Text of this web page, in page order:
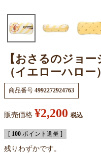
【おさるのジョ
（イエローハロー
商品番号 4992272924763
販売価格 ¥2,200 税込
[ 100 ポイント進呈 ]
残りわずかです。